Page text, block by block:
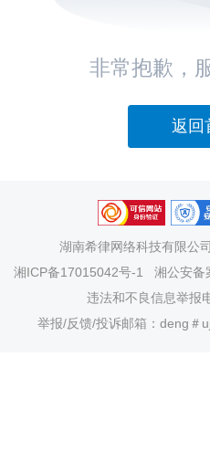
非常抱歉，
返回
湖南希律网络科技有限公司
湘ICP备17015042号-1
湘公安备
违法和不良信息举报
举报/反馈/投诉邮箱：deng＃